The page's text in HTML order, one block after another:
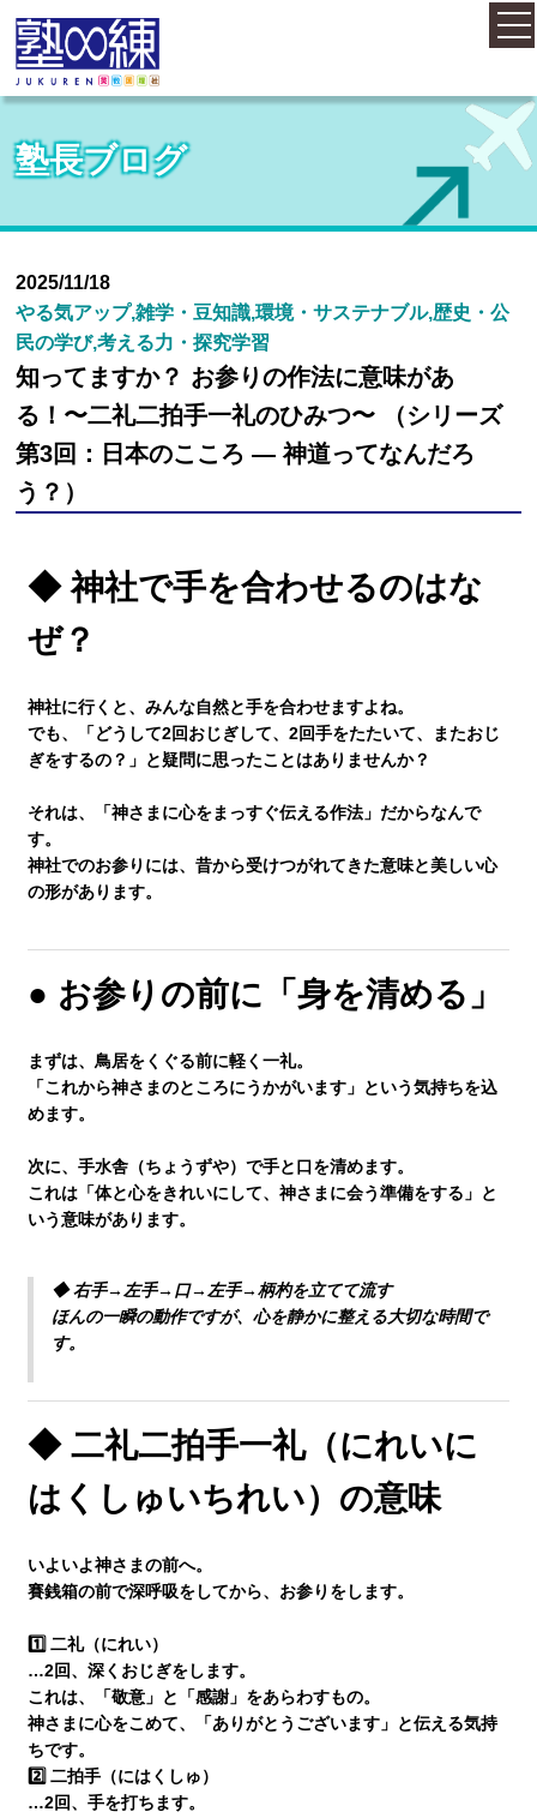
ホーム
コース案内
料金案内
概要・アクセス
お知らせ
小学生
高校生
大学受験の方
生徒さんの塾∞練体験インタビュー
生徒さん・親御様のアンケート
塾練が選ばれる理由
合格実績
よくあるご質問
塾長ブログ
求人情報
塾長ブログ
2025/11/18
やる気アップ,雑学・豆知識,環境・サステナブル,歴史・公
民の学び,考える力・探究学習
知ってますか？ お参りの作法に意味があ
る！〜二礼二拍手一礼のひみつ〜 （シリーズ
第3回：日本のこころ ― 神道ってなんだろ
う？）
◆ 神社で手を合わせるのはな
ぜ？
神社に行くと、みんな自然と手を合わせますよね。
でも、「どうして2回おじぎして、2回手をたたいて、またおじ
ぎをするの？」と疑問に思ったことはありませんか？
それは、「神さまに心をまっすぐ伝える作法」だからなんで
す。
神社でのお参りには、昔から受けつがれてきた意味と美しい心
の形があります。
● お参りの前に「身を清める」
まずは、鳥居をくぐる前に軽く一礼。
「これから神さまのところにうかがいます」という気持ちを込
めます。
次に、手水舎（ちょうずや）で手と口を清めます。
これは「体と心をきれいにして、神さまに会う準備をする」と
いう意味があります。
◆ 右手→左手→口→左手→柄杓を立てて流す
ほんの一瞬の動作ですが、心を静かに整える大切な時間で
す。
◆ 二礼二拍手一礼（にれいに
はくしゅいちれい）の意味
いよいよ神さまの前へ。
賽銭箱の前で深呼吸をしてから、お参りをします。
1️⃣二礼（にれい）
…2回、深くおじぎをします。
これは、「敬意」と「感謝」をあらわすもの。
神さまに心をこめて、「ありがとうございます」と伝える気持
ちです。
2️⃣二拍手（にはくしゅ）
…2回、手を打ちます。